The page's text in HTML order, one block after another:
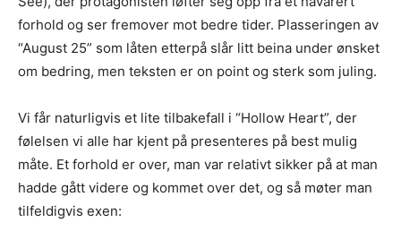
inn…
(gode eksempler er f.eks Soundcloud og YouTube. Dårlige
er Spotify og Tidal.)
Platen som nedlastbar MP3 . Dropbox er fint, eller et av
stream på Soundcloud er fint, men vi vil uansettpå et
tidspunkt spørre deg om MP3er hvis musikken skal
IKKE send linker til Spotify, Tidal eller iTunes som eneste
sted å høre musikken. Flere i redaksjonen styrer unna
disse stedene, så henvendelser med linker dit som eneste
forhold og ser fremover mot bedre tider. Plasseringen av
“August 25” som låten etterpå slår litt beina under ønsket
om bedring, men teksten er on point og sterk som juling.
Vi får naturligvis et lite tilbakefall i “Hollow Heart”, der
følelsen vi alle har kjent på presenteres på best mulig
måte. Et forhold er over, man var relativt sikker på at man
hadde gått videre og kommet over det, og så møter man
tilfeldigvis exen: